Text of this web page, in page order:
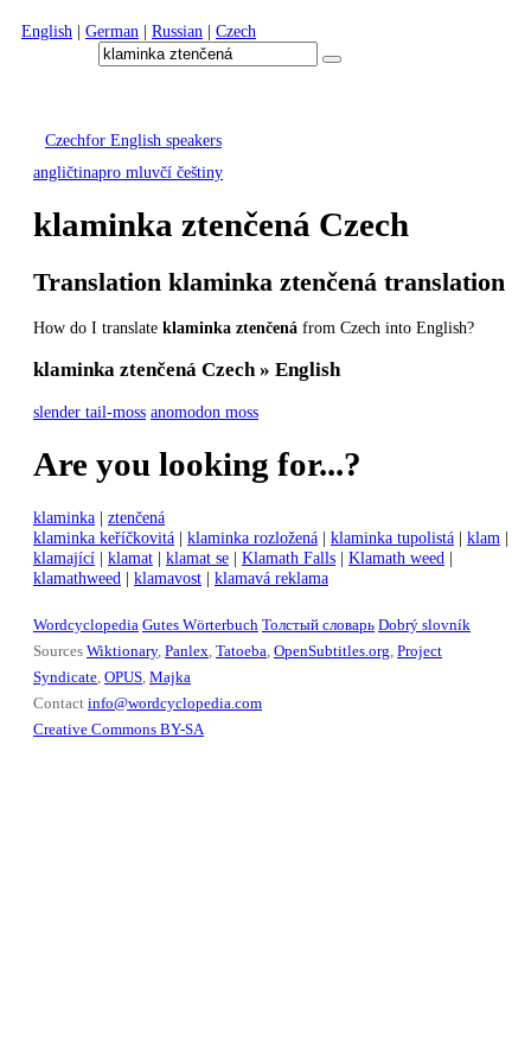
English | German | Russian | Czech
Czechfor English speakers
angličtinapro mluvčí češtiny
klaminka ztenčená Czech
Translation klaminka ztenčená translation
How do I translate klaminka ztenčená from Czech into English?
klaminka ztenčená Czech » English
slender tail-moss anomodon moss
Are you looking for...?
klaminka | ztenčená
klaminka keříčkovitá | klaminka rozložená | klaminka tupolistá | klam |
klamající | klamat | klamat se | Klamath Falls | Klamath weed |
klamathweed | klamavost | klamavá reklama
Wordcyclopedia Gutes Wörterbuch Толстый словарь Dobrý slovník
Sources Wiktionary, Panlex Tatoeba OpenSubtitles.org Project
Syndicate OPUS Majka
Contact info@wordcyclopedia.com
Creative Commons BY-SA